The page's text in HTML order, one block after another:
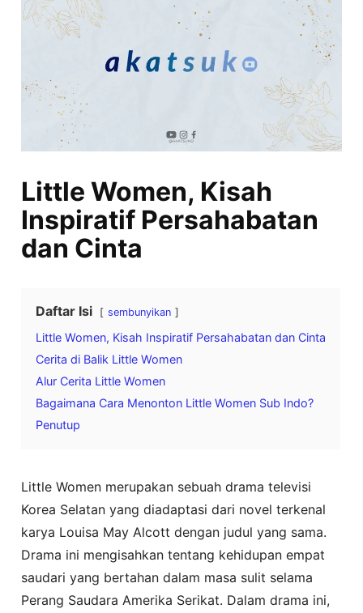
Little Women, Kisah
Inspiratif Persahabatan
dan Cinta
Daftar Isi sembunyikan
Little Women, Kisah Inspiratif Persahabatan dan Cinta
Cerita di Balik Little Women
Alur Cerita Little Women
Bagaimana Cara Menonton Little Women Sub Indo?
Penutup
Little Women merupakan sebuah drama televisi
Korea Selatan yang diadaptasi dari novel terkenal
karya Louisa May Alcott dengan judul yang sama.
Drama ini mengisahkan tentang kehidupan empat
saudari yang bertahan dalam masa sulit selama
Perang Saudara Amerika Serikat. Dalam drama ini,